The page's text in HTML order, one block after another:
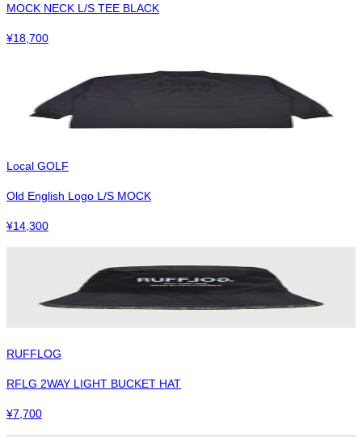
MOCK NECK L/S TEE BLACK
¥18,700
Local GOLF
Old English Logo L/S MOCK
¥14,300
RUFFLOG
RFLG 2WAY LIGHT BUCKET HAT
¥7,700